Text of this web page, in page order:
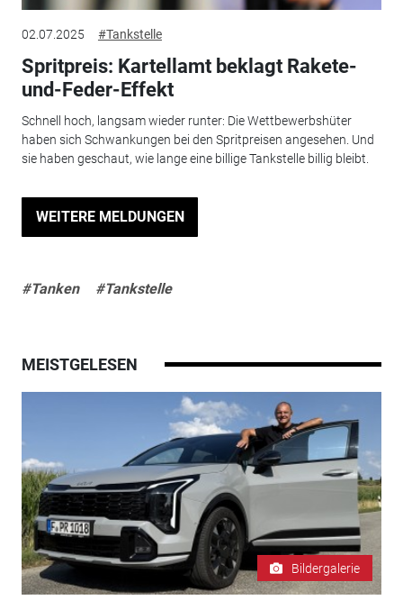
02.07.2025 #Tankstelle
Spritpreis: Kartellamt beklagt Rakete-
und-Feder-Effekt
Schnell hoch, langsam wieder runter: Die Wettbewerbshüter
haben sich Schwankungen bei den Spritpreisen angesehen. Und
sie haben geschaut, wie lange eine billige Tankstelle billig bleibt.
WEITERE MELDUNGEN
#Tanken #Tankstelle
MEISTGELESEN
Bildergalerie